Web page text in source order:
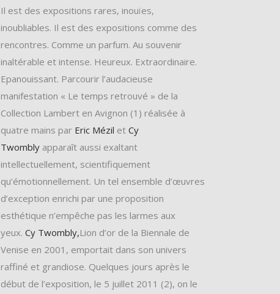
Il est des expositions rares, inouïes,
inoubliables. Il est des expositions comme des
rencontres. Comme un parfum. Au souvenir
inaltérable et intense. Heureux. Extraordinaire.
Epanouissant. Parcourir l’audacieuse
manifestation « Le temps retrouvé » de la
Collection Lambert en Avignon (1) réalisée à
quatre mains par Eric Mézil et Cy
Twombly apparaît aussi exaltant
intellectuellement, scientifiquement
qu’émotionnellement. Un tel ensemble d’œuvres
d’exception enrichi par une proposition
esthétique n’empêche pas les larmes aux
yeux.Cy Twombly,Lion d’or de la Biennale de
Venise en 2001, emportait dans son univers
raffiné et grandiose. Quelques jours après le
début de l’exposition, le 5 juillet 2011 (2), on le